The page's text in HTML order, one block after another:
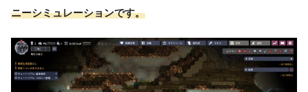
ニーシミュレーションです。